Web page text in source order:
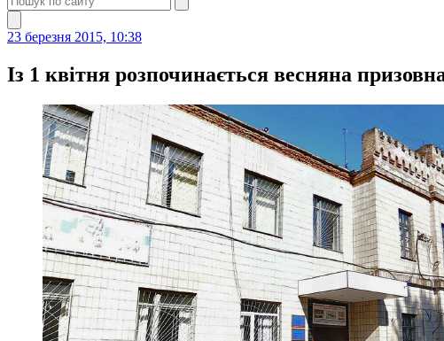
23 березня 2015, 10:38
Із 1 квітня розпочинається весняна